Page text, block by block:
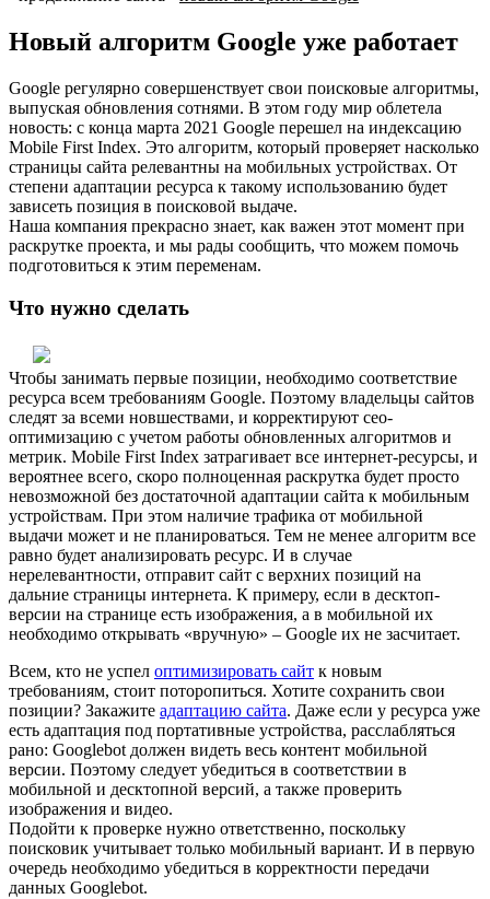
Новый алгоритм Google уже работает
Google регулярно совершенствует свои поисковые алгоритмы,
выпуская обновления сотнями. В этом году мир облетела
новость: с конца марта 2021 Google перешел на индексацию
Mobile First Index. Это алгоритм, который проверяет насколько
страницы сайта релевантны на мобильных устройствах. От
степени адаптации ресурса к такому использованию будет
зависеть позиция в поисковой выдаче.
Наша компания прекрасно знает, как важен этот момент при
раскрутке проекта, и мы рады сообщить, что можем помочь
подготовиться к этим переменам.
Что нужно сделать
Чтобы занимать первые позиции, необходимо соответствие
ресурса всем требованиям Google. Поэтому владельцы сайтов
следят за всеми новшествами, и корректируют сео-
оптимизацию с учетом работы обновленных алгоритмов и
метрик. Mobile First Index затрагивает все интернет-ресурсы, и
вероятнее всего, скоро полноценная раскрутка будет просто
невозможной без достаточной адаптации сайта к мобильным
устройствам. При этом наличие трафика от мобильной
выдачи может и не планироваться. Тем не менее алгоритм все
равно будет анализировать ресурс. И в случае
нерелевантности, отправит сайт с верхних позиций на
дальние страницы интернета. К примеру, если в десктоп-
версии на странице есть изображения, а в мобильной их
необходимо открывать «вручную» – Google их не засчитает.
Всем, кто не успел оптимизировать сайт к новым
требованиям, стоит поторопиться. Хотите сохранить свои
позиции? Закажите адаптацию сайта. Даже если у ресурса уже
есть адаптация под портативные устройства, расслабляться
рано: Googlebot должен видеть весь контент мобильной
версии. Поэтому следует убедиться в соответствии в
мобильной и десктопной версий, а также проверить
изображения и видео.
Подойти к проверке нужно ответственно, поскольку
поисковик учитывает только мобильный вариант. И в первую
очередь необходимо убедиться в корректности передачи
данных Googlebot.